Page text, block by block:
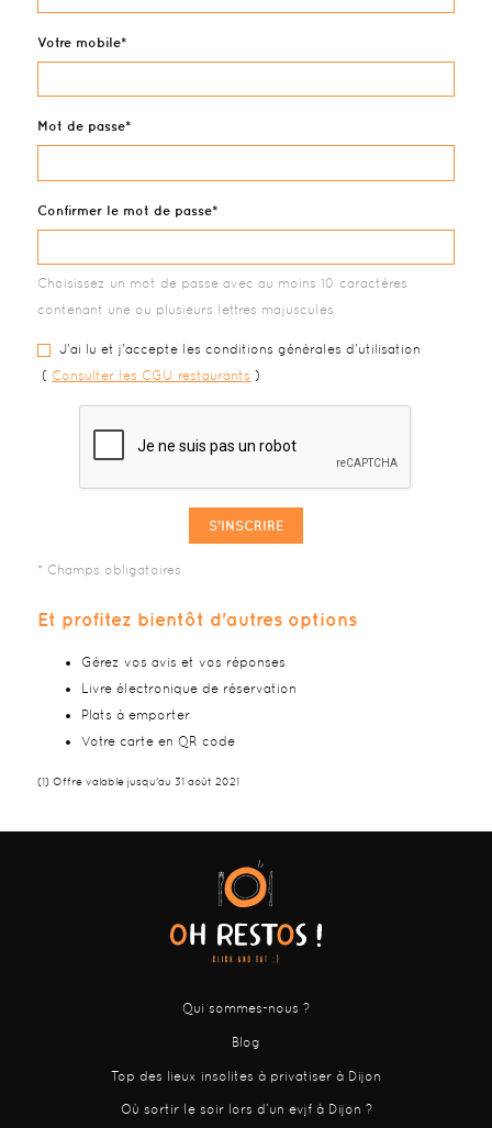
Votre mobile
Mot de passe
Confirmer le mot de passe
Choisissez un mot de passe avec au moins 10 caractères
contenant une ou plusieurs lettres majuscules
J'ai lu et j'accepte les conditions générales d'utilisation
( Consulter les CGU restaurants )
S'INSCRIRE
Et profitez bientôt d'autres options
Gérez vos avis et vos réponses
Livre électronique de réservation
Plats à emporter
Votre carte en QR code
(1) Offre valable jusqu'au 31 août 2021
Qui sommes-nous ?
Blog
Top des lieux insolites à privatiser à Dijon
Où sortir le soir lors d’un evjf à Dijon ?